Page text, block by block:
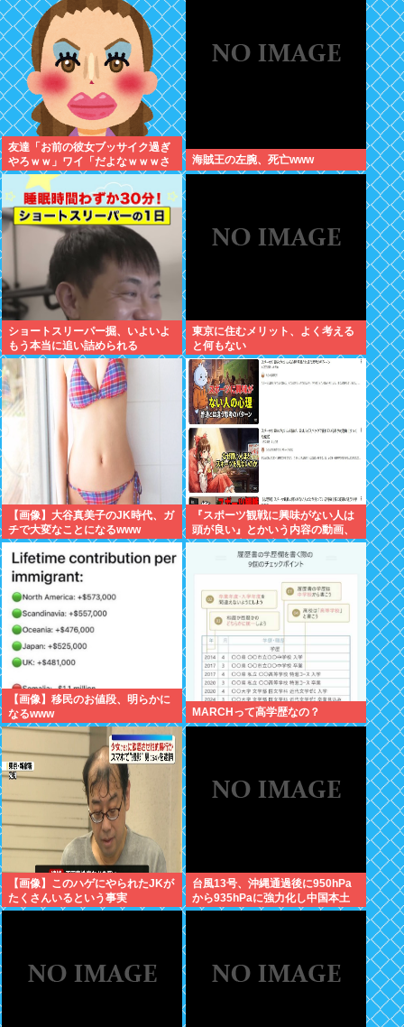
友達「お前の彼女ブッサイク過ぎ
やろｗｗ」ワイ「だよなｗｗｗさ
っさと別れたいわｗｗｗ」
海賊王の左腕、死亡www
ショートスリーパー掘、いよいよ
もう本当に追い詰められる
東京に住むメリット、よく考える
と何もない
【画像】大谷真美子のJK時代、ガ
チで大変なことになるwww
『スポーツ観戦に興味がない人は
頭が良い』とかいう内容の動画、
何故か日本人に大受けしてバズり
まくるwww
【画像】移民のお値段、明らかに
なるwww
MARCHって高学歴なの？
【画像】このハゲにやられたJKが
たくさんいるという事実
台風13号、沖縄通過後に950hPa
から935hPaに強力化し中国本土
へwww